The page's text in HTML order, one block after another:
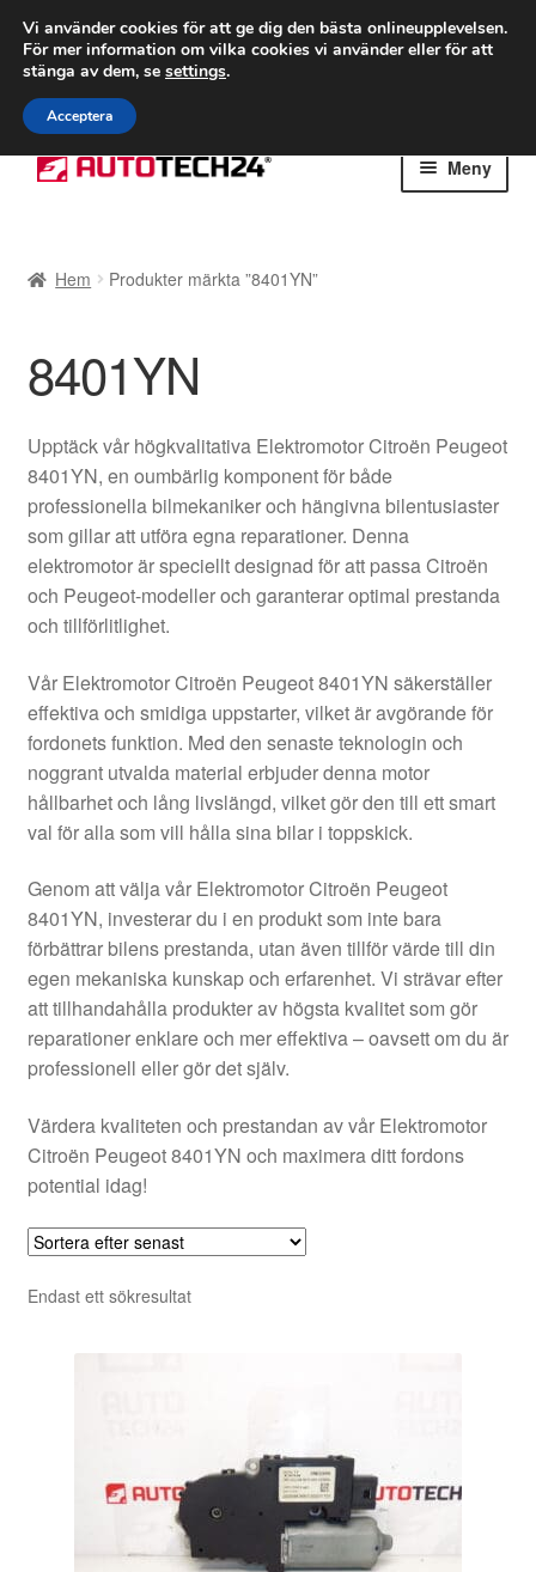
FRAKT från 75 kr
Världsomspännande frakt
Ring 766 924 713
Hoppa
till
Hoppa
till
Meny
Betalningar
Integritetspolicy
Kolla upp
Kontakt
Mitt konto
Om oss
Reklamationsprocedur
Transport
Världsomspännande frakt
Villkor
Hem Produkter märkta ”8401YN”
8401YN
Upptäck vår högkvalitativa Elektromotor Citroën Peugeot
8401YN, en oumbärlig komponent för både
professionella bilmekaniker och hängivna bilentusiaster
som gillar att utföra egna reparationer. Denna
elektromotor är speciellt designad för att passa Citroën
och Peugeot-modeller och garanterar optimal prestanda
och tillförlitlighet.
Vår Elektromotor Citroën Peugeot 8401YN säkerställer
effektiva och smidiga uppstarter, vilket är avgörande för
fordonets funktion. Med den senaste teknologin och
noggrant utvalda material erbjuder denna motor
hållbarhet och lång livslängd, vilket gör den till ett smart
val för alla som vill hålla sina bilar i toppskick.
Genom att välja vår Elektromotor Citroën Peugeot
8401YN, investerar du i en produkt som inte bara
förbättrar bilens prestanda, utan även tillför värde till din
egen mekaniska kunskap och erfarenhet. Vi strävar efter
att tillhandahålla produkter av högsta kvalitet som gör
reparationer enklare och mer effektiva – oavsett om du är
professionell eller gör det själv.
Värdera kvaliteten och prestandan av vår Elektromotor
Citroën Peugeot 8401YN och maximera ditt fordons
potential idag!
Endast ett sökresultat
Vi använder cookies för att ge dig den bästa onlineupplevelsen.
För mer information om vilka cookies vi använder eller för att
stänga av dem, se settings.
Acceptera